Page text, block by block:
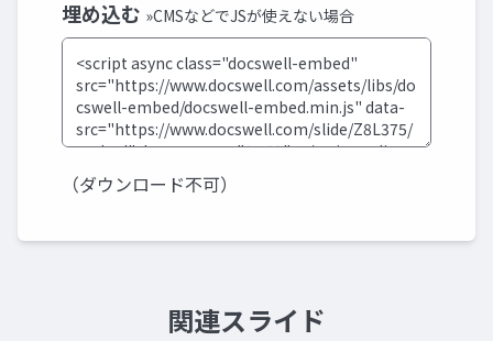
埋め込む »CMSなどでJSが使えない場合
（ダウンロード不可）
関連スライド